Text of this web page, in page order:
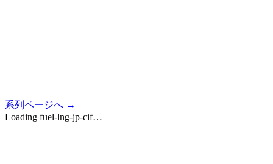
系列ページへ →
Loading fuel-lng-jp-cif…